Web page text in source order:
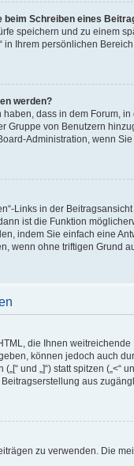
beim Schreiben eines
speichern und zu einem
in Ihrem persönlichen
werden?
dass in dem Forum,
Gruppe von Benutzern
Administration, wenn
Links in der
ist die Funktion
indem Sie einfach eine
wenn ohne triftigen Grund
die Ihnen
können jedoch auch
und „]“) statt spitzen
aus
zu verwenden. Die